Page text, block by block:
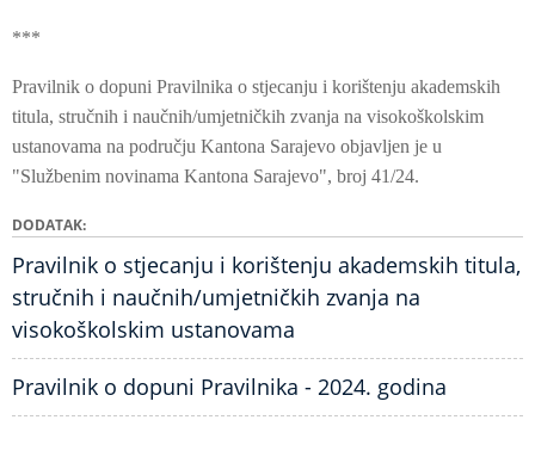
***
Pravilnik o dopuni Pravilnika o stjecanju i korištenju akademskih
titula, stručnih i naučnih/umjetničkih zvanja na visokoškolskim
ustanovama na području Kantona Sarajevo objavljen je u
"Službenim novinama Kantona Sarajevo", broj 41/24.
DODATAK
Pravilnik o stjecanju i korištenju akademskih titula,
stručnih i naučnih/umjetničkih zvanja na
visokoškolskim ustanovama
Pravilnik o dopuni Pravilnika - 2024. godina